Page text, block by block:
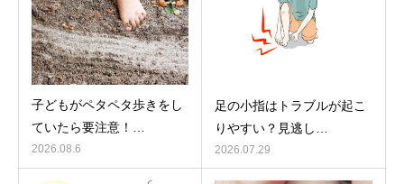
子どもがペタペタ歩きをし
ていたら要注意！…
2026.08.6
足の小指はトラブルが起こ
りやすい？見逃し…
2026.07.29